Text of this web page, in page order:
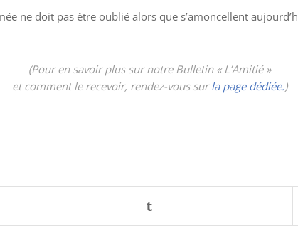
ne doit pas être oublié alors que s’amoncellent
(Pour en savoir plus sur notre Bulletin « L’Amitié »
et comment le recevoir, rendez-vous surla page dédiée.)